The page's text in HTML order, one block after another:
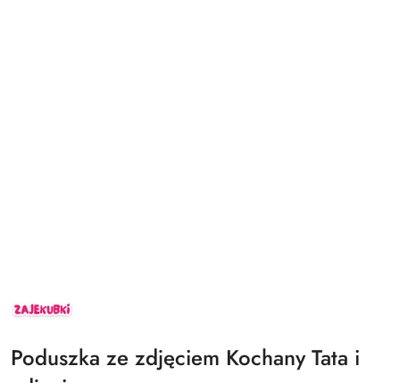
ZAJEKUBKI
Poduszka ze zdjęciem Kochany Tata i